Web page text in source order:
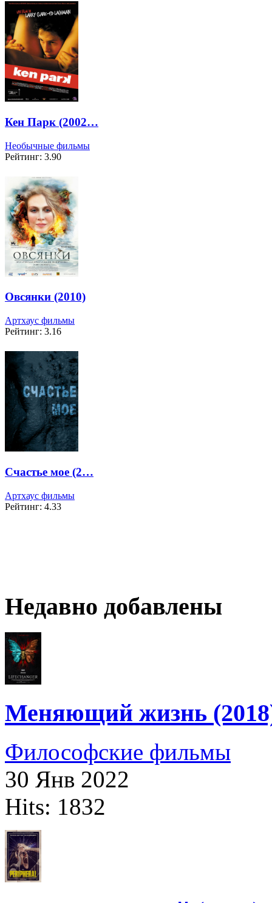
Кен Парк (2002…
Необычные фильмы
Рейтинг: 3.90
Овсянки (2010)
Артхаус фильмы
Рейтинг: 3.16
Счастье мое (2…
Артхаус фильмы
Рейтинг: 4.33
Недавно добавлены
Меняющий жизнь
Философские фильмы
30 Янв 2022
Hits: 1832